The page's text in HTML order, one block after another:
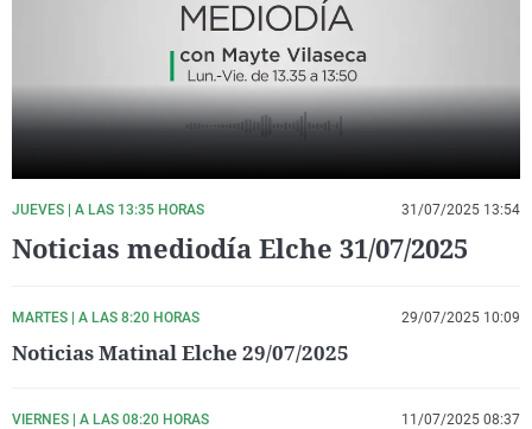
La rosa de los vientos
Gente viajera
Como el perro y el
Caso
Retornados
Equipo de
Extremadura
Galicia
La Rioja
País Vasco
Virales
Televisión
Elecciones
JUEVES | A LAS 13:35 HORAS 31/07/2025 13:54
Noticias mediodía Elche 31/07/2025
MARTES | A LAS 8:20 HORAS 29/07/2025 10:09
Noticias Matinal Elche 29/07/2025
VIERNES | A LAS 08:20 HORAS 11/07/2025 08:37